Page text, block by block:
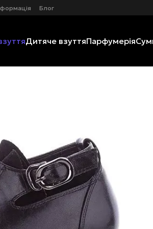
Блог
Дитяче взуттяПарфумерія